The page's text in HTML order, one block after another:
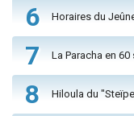
6 Horaires du
7 La Paracha en
8 Hiloula du